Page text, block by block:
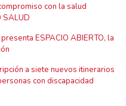
con la salud
SALUD
ESPACIO ABIERTO, la
a siete nuevos itinerarios
con discapacidad